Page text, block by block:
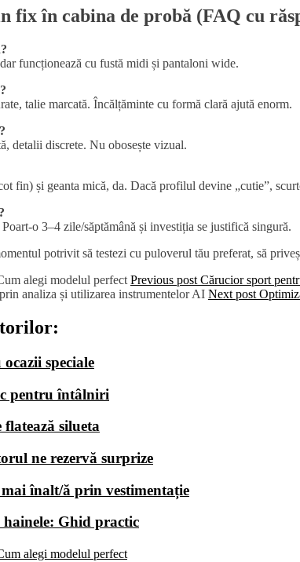
fix în cabina de probă (FAQ cu
funcționează cu fustă midi și pantaloni wide.
talie marcată. Încălțăminte cu formă clară ajută enorm.
detalii discrete. Nu obosește vizual.
fin) și geanta mică, da. Dacă profilul devine „cutie”,
o 3–4 zile/săptămână și investiția se justifică singură.
potrivit să testezi cu puloverul tău preferat, să
Previous post Cărucior sport
Next post
speciale
pentru întâlniri
flatează silueta
ne rezervă surprize
înalt/ă prin vestimentație
hainele: Ghid practic
alegi modelul perfect